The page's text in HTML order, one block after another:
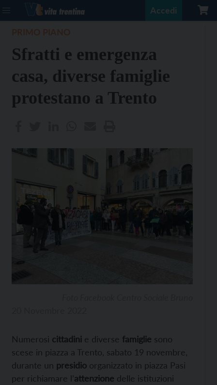
Accedi
Sfratti e emergenza
casa, diverse famiglie
protestano a Trento
Numerosi cittadini e diverse famiglie sono
scese in piazza a Trento, sabato 19 novembre,
durante un presidio organizzato in piazza Pasi
per richiamare l’attenzione delle istituzioni